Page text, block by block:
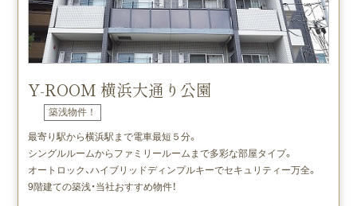
Y-ROOM 横浜大通り公園
築浅物件！
最寄り駅から横浜駅まで電車最短５分。
シングルルームからファミリールームまで多彩な部屋タイプ。
オートロック、ハイブリッドディンプルキーでセキュリティー万全。
9階建ての築浅・当社おすすめ物件！